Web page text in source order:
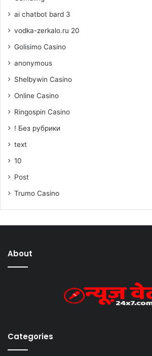
ai chatbot bard 3
vodka-zerkalo.ru 20
Golisimo Casino
anonymous
Shelbywin Casino
Online Casino
Ringospin Casino
! Без рубрики
text
10
Post
Trumo Casino
About
Categories